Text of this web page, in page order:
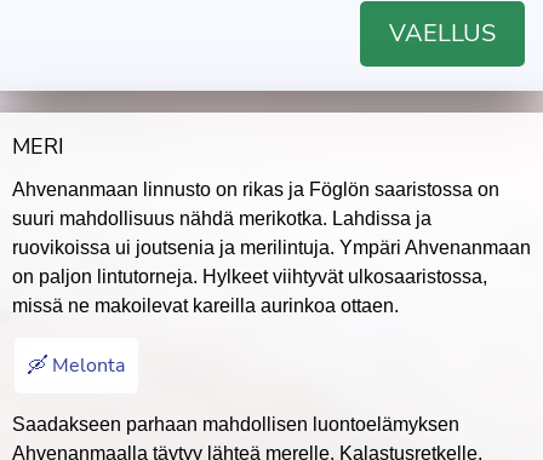
VAELLUS
MERI
Ahvenanmaan linnusto on rikas ja Föglön saaristossa on
suuri mahdollisuus nähdä merikotka. Lahdissa ja
ruovikoissa ui joutsenia ja merilintuja. Ympäri Ahvenanmaan
on paljon lintutorneja. Hylkeet viihtyvät ulkosaaristossa,
missä ne makoilevat kareilla aurinkoa ottaen.
🛶 Melonta
Saadakseen parhaan mahdollisen luontoelämyksen
Ahvenanmaalla täytyy lähteä merelle. Kalastusretkelle,